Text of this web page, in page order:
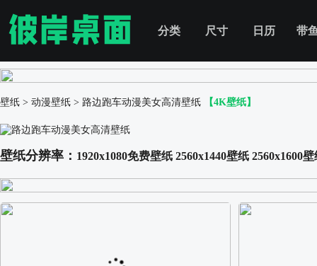
分类 尺寸 日历 带
壁纸 > 动漫壁纸 > 路边跑车动漫美女高清壁纸 【4K壁纸】
壁纸分辨率： 1920x1080免费壁纸 2560x1440壁纸 2560x1600壁